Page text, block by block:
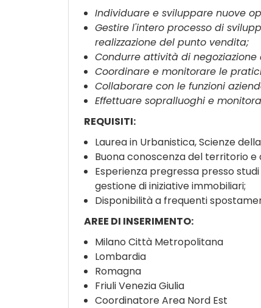
Individuare e sviluppare nuove
Gestire l'intero processo di
realizzazione del punto vendita;
Condurre attività di
Coordinare e monitorare le
Collaborare con le funzioni
Effettuare sopralluoghi e
REQUISITI:
Laurea in Urbanistica, Scienze
Buona conoscenza del territorio
Esperienza pregressa presso
gestione di iniziative immobiliari;
Disponibilità a frequenti
AREE DI INSERIMENTO:
Milano Città Metropolitana
Lombardia
Romagna
Friuli Venezia Giulia
Coordinatore Area Nord Est